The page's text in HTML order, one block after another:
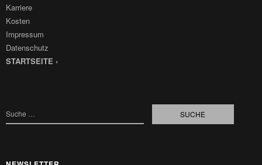
Karriere
Kosten
Impressum
Datenschutz
STARTSEITE ›